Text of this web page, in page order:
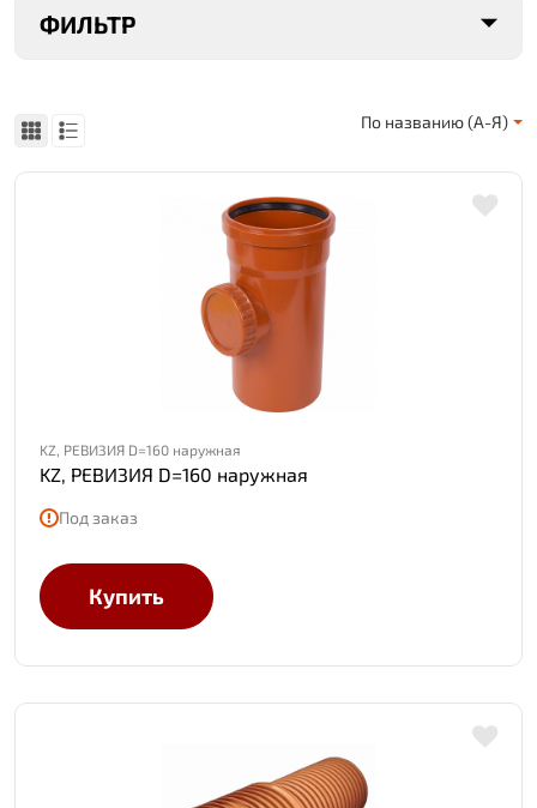
ФИЛЬТР
По названию (А-Я)
KZ, РЕВИЗИЯ D=160 наружная
KZ, РЕВИЗИЯ D=160 наружная
Под заказ
Купить